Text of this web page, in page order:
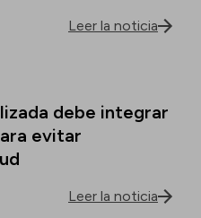
Leer la noticia
debe integrar
evitar
Leer la noticia